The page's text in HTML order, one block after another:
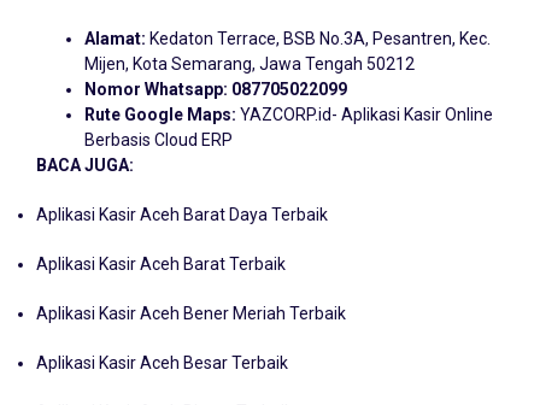
Alamat: Kedaton Terrace, BSB No.3A, Pesantren, Kec.
Mijen, Kota Semarang, Jawa Tengah 50212
Nomor Whatsapp: 087705022099
Rute Google Maps: YAZCORP.id- Aplikasi Kasir Online
Berbasis Cloud ERP
BACA JUGA:
Aplikasi Kasir Aceh Barat Daya Terbaik
Aplikasi Kasir Aceh Barat Terbaik
Aplikasi Kasir Aceh Bener Meriah Terbaik
Aplikasi Kasir Aceh Besar Terbaik